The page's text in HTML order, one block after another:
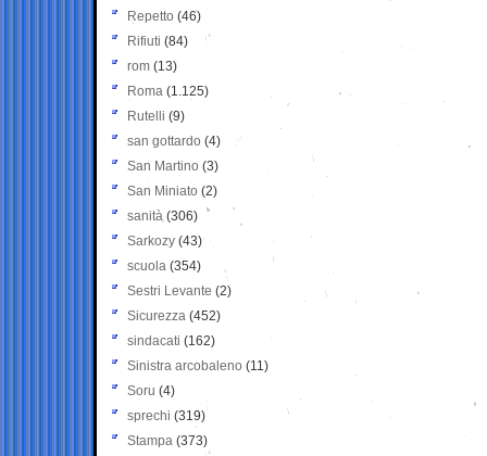
Repetto (46)
Rifiuti (84)
rom (13)
Roma (1.125)
Rutelli (9)
san gottardo (4)
San Martino (3)
San Miniato (2)
sanità (306)
Sarkozy (43)
scuola (354)
Sestri Levante (2)
Sicurezza (452)
sindacati (162)
Sinistra arcobaleno (11)
Soru (4)
sprechi (319)
Stampa (373)